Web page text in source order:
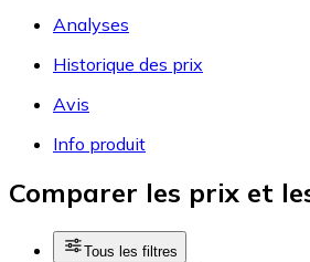
Analyses
Historique des prix
Avis
Info produit
Comparer les prix et
Tous les filtres